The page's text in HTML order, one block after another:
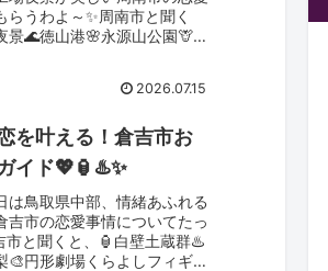
うわよ～✨周南市と聞く
景🌊徳山港🌸永源山公園🦒徳
2026.07.15
を叶える！倉吉市お
イド💖🏮♨️✨
は鳥取県中部、情緒あふれる
吉市の恋愛事情についてたっ
市と聞くと、🏮白壁土蔵群♨️
円形劇場くらよしフィギュ